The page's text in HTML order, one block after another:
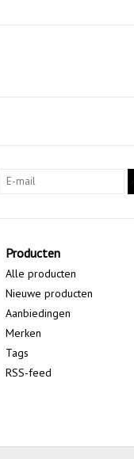
Producten
Alle producten
Nieuwe producten
Aanbiedingen
Merken
Tags
RSS-feed